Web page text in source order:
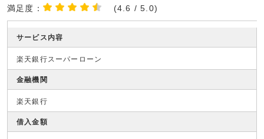
満足度： (4.6 / 5.0)
サービス内容
楽天銀行スーパーローン
金融機関
楽天銀行
借入金額